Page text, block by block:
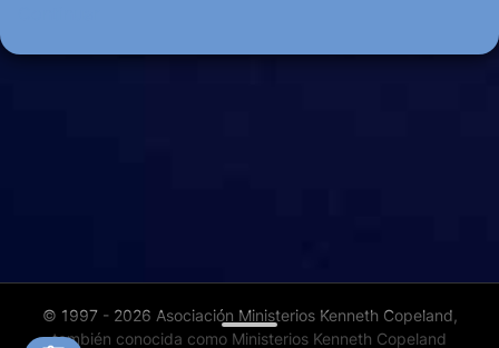
© 1997 - 2026 Asociación Ministerios Kenneth Copeland,
también conocida como Ministerios Kenneth Copeland